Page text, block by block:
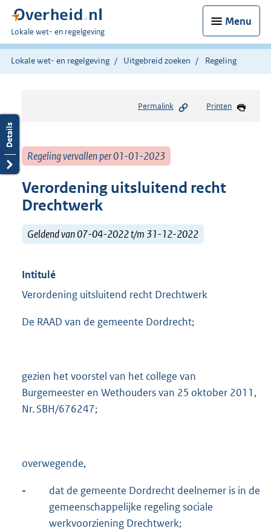
Menu
U
bent
hier:
Lokale wet- en regelgeving
Lokale wet- en regelgeving Uitgebreid zoeken Regeling
Permalink Printen
Regeling vervallen per 01-01-2023
Verordening uitsluitend recht
Drechtwerk
Geldend van 07-04-2022 t/m 31-12-2022
Intitulé
Verordening uitsluitend recht Drechtwerk
De RAAD van de gemeente Dordrecht;
gezien het voorstel van het college van
Burgemeester en Wethouders van 25 oktober 2011,
Nr. SBH/676247;
overwegende,
-
dat de gemeente Dordrecht deelnemer is in de
gemeenschappelijke regeling sociale
werkvoorziening Drechtwerk;